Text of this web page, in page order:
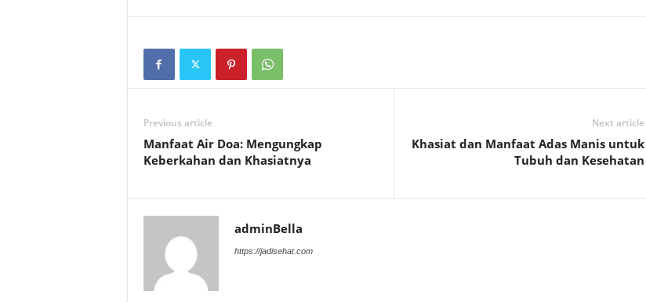
Previous article
Manfaat Air Doa: Mengungkap
Keberkahan dan Khasiatnya
Next article
Khasiat dan Manfaat Adas Manis untuk
Tubuh dan Kesehatan
adminBella
https://jadisehat.com